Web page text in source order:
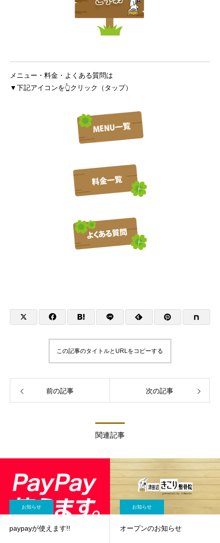
メニュー・料金・よくある質問は
▼下記アイコンを👆クリック（タップ）
この記事のタイトルとURLをコピーする
前の記事 次の記事
関連記事
お知らせ
paypayが使えます!!
お知らせ
オープンのお知らせ